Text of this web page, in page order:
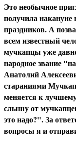
Это необычное
получила накануне
праздников. А
всем известный
мучкапцы уже
народное звание
Анатолий
стараниями
меняется к
слышу от
это надо?". За
вопросы я и